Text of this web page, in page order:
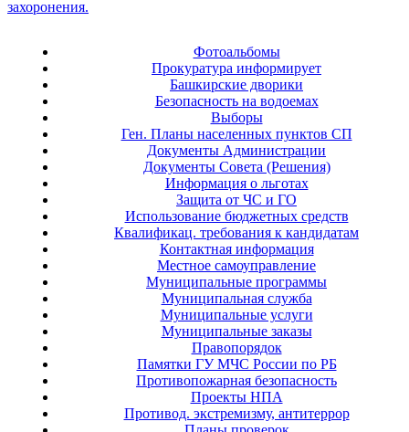
Фотоальбомы
Прокуратура информирует
Башкирские дворики
Безопасность на водоемах
Выборы
Ген. Планы населенных пунктов СП
Документы Администрации
Документы Совета (Решения)
Информация о льготах
Защита от ЧС и ГО
Использование бюджетных средств
Квалификац. требования к кандидатам
Контактная информация
Местное самоуправление
Муниципальные программы
Муниципальная служба
Муниципальные услуги
Муниципальные заказы
Правопорядок
Памятки ГУ МЧС России по РБ
Противопожарная безопасность
Проекты НПА
Противод. экстремизму, антитеррор